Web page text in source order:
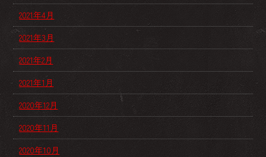
2021年4月
2021年3月
2021年2月
2021年1月
2020年12月
2020年11月
2020年10月